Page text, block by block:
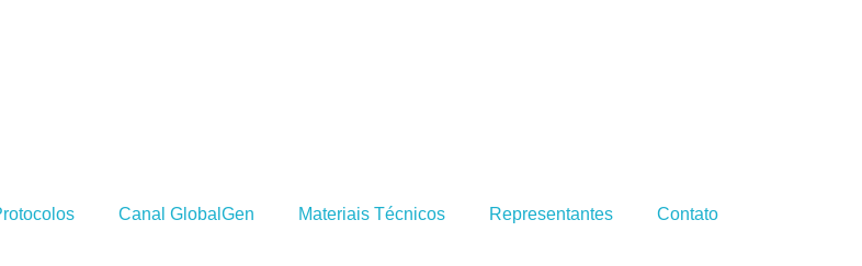
Canal GlobalGen Materiais Técnicos Representantes Contato